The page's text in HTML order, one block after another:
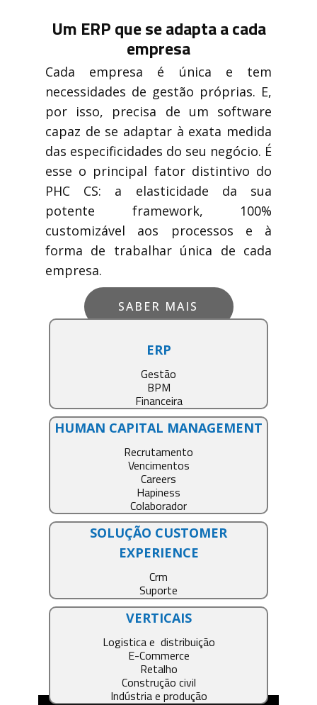
Um ERP ​que se adapta a cada
empresa
Cada empresa é única e tem
necessidades de gestão próprias. E,
por isso, precisa de um software
capaz de se adaptar à exata medida
das especificidades do seu negócio. É
esse o principal fator distintivo do
PHC CS: a elasticidade da sua
potente framework, 100%
customizável aos processos e à
forma de trabalhar única de cada
empresa.
SABER MAIS
ERP
Gestão
BPM
Financeira
HUMAN CAPITAL MANAGEMENT
Recrutamento
Vencimentos
Careers
Hapiness
Colaborador
SOLUÇÃO CUSTOMER
EXPERIENCE
Crm
Suporte
VERTICAIS
Logistica e distribuição
E-Commerce
Retalho
Construção civil
Indústria e produção